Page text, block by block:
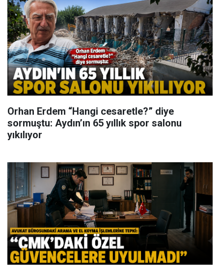
Orhan Erdem “Hangi cesaretle?” diye
sormuştu: Aydın’ın 65 yıllık spor salonu
yıkılıyor